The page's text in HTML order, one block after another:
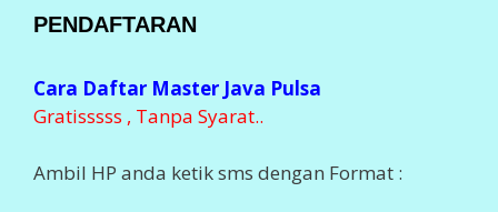
PENDAFTARAN
Cara Daftar Master Java Pulsa
Gratisssss , Tanpa Syarat..
Ambil HP anda ketik sms dengan Format :